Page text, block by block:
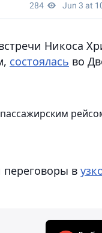
Никоса
состоялась во
переговоры в